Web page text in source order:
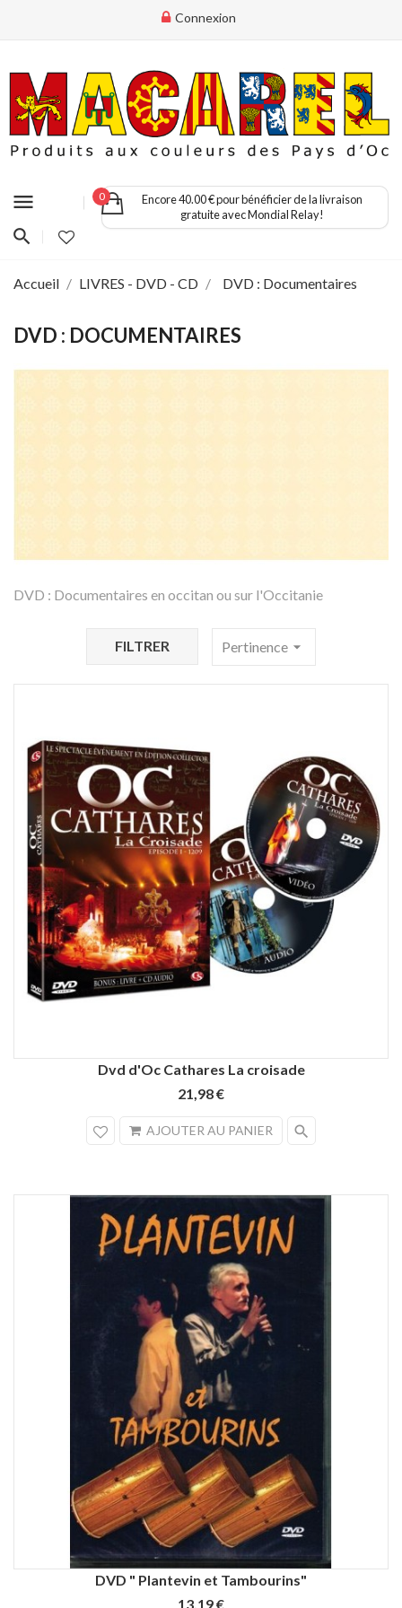
Connexion
menu 0
Encore 40.00 € pour bénéficier de la livraison
gratuite avec Mondial Relay!
Accueil LIVRES - DVD - CD DVD : Documentaires
DVD : DOCUMENTAIRES
DVD : Documentaires en occitan ou sur l'Occitanie
FILTRER Pertinencearrow_drop_down
Dvd d'Oc Cathares La croisade
21,98 €
AJOUTER AU PANIER search
DVD " Plantevin et Tambourins"
13,19 €